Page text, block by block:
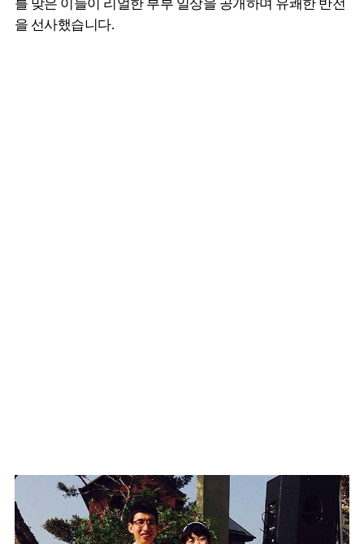
를 맞은 이들이 리얼한 부부 일상을 공개하며 유쾌한 반전
을 선사했습니다.